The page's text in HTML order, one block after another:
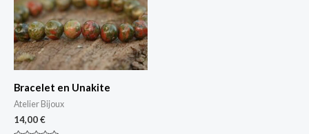
Bracelet en Unakite
Atelier Bijoux
14,00€